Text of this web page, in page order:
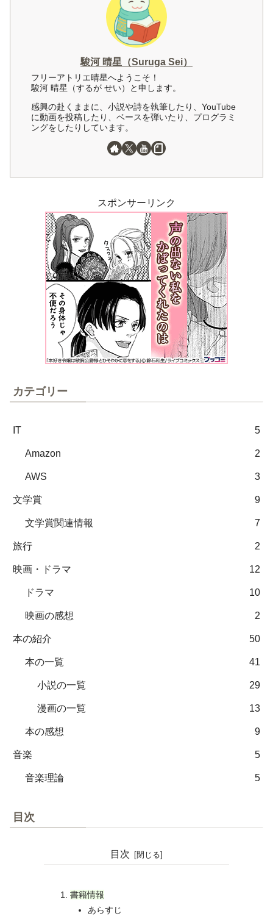
駿河 晴星（Suruga Sei）
フリーアトリエ晴星へようこそ！
駿河 晴星（するが せい）と申します。
感興の赴くままに、小説や詩を執筆したり、YouTube
に動画を投稿したり、ベースを弾いたり、プログラミ
ングをしたりしています。
スポンサーリンク
カテゴリー
IT 5
Amazon 2
AWS 3
文学賞 9
文学賞関連情報 7
旅行 2
映画・ドラマ 12
ドラマ 10
映画の感想 2
本の紹介 50
本の一覧 41
小説の一覧 29
漫画の一覧 13
本の感想 9
音楽 5
音楽理論 5
目次
目次
書籍情報
あらすじ